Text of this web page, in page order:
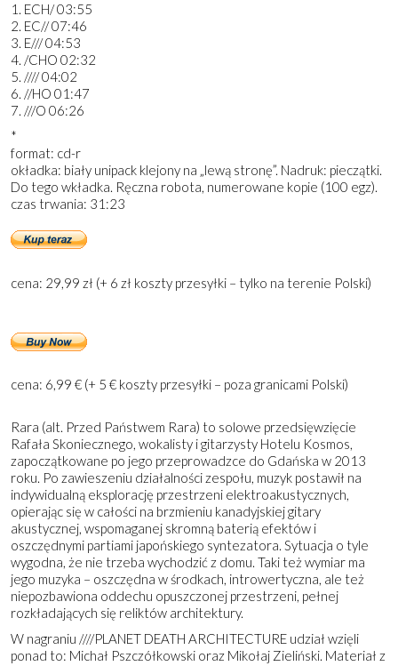
1. ECH/ 03:55
2. EC// 07:46
3. E/// 04:53
4. /CHO 02:32
5. //// 04:02
6. //HO 01:47
7. ///O 06:26
*
format: cd-r
okładka: biały unipack klejony na „lewą stronę”. Nadruk: pieczątki.
Do tego wkładka. Ręczna robota, numerowane kopie (100 egz).
czas trwania: 31:23
cena: 29,99 zł (+ 6 zł koszty przesyłki – tylko na terenie Polski)
cena: 6,99 € (+ 5 € koszty przesyłki – poza granicami Polski)
Rara (alt. Przed Państwem Rara) to solowe przedsięwzięcie
Rafała Skoniecznego, wokalisty i gitarzysty Hotelu Kosmos,
zapoczątkowane po jego przeprowadzce do Gdańska w 2013
roku. Po zawieszeniu działalności zespołu, muzyk postawił na
indywidualną eksplorację przestrzeni elektroakustycznych,
opierając się w całości na brzmieniu kanadyjskiej gitary
akustycznej, wspomaganej skromną baterią efektów i
oszczędnymi partiami japońskiego syntezatora. Sytuacja o tyle
wygodna, że nie trzeba wychodzić z domu. Taki też wymiar ma
jego muzyka – oszczędna w środkach, introwertyczna, ale też
niepozbawiona oddechu opuszczonej przestrzeni, pełnej
rozkładających się reliktów architektury.
W nagraniu ////PLANET DEATH ARCHITECTURE udział wzięli
ponad to: Michał Pszczółkowski oraz Mikołaj Zieliński. Materiał z